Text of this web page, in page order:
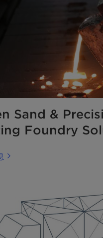
Sand &
Foundry